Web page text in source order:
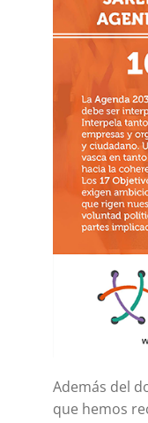
Además del
que hemos